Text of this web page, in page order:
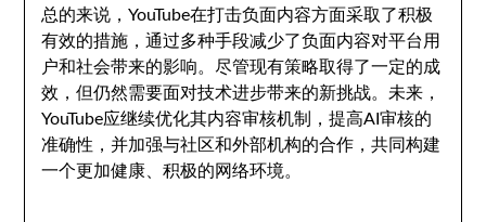
总的来说，YouTube在打击负面内容方面采取了积极
有效的措施，通过多种手段减少了负面内容对平台用
户和社会带来的影响。尽管现有策略取得了一定的成
效，但仍然需要面对技术进步带来的新挑战。未来，
YouTube应继续优化其内容审核机制，提高AI审核的
准确性，并加强与社区和外部机构的合作，共同构建
一个更加健康、积极的网络环境。